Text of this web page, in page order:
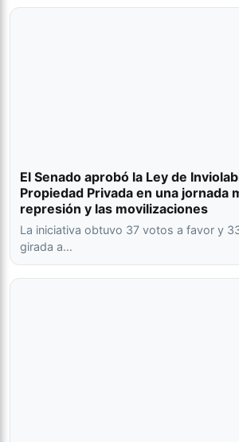
El Senado aprobó la Ley de
Propiedad Privada en una jornada
represión y las movilizaciones
La iniciativa obtuvo 37 votos a favor y
girada a…